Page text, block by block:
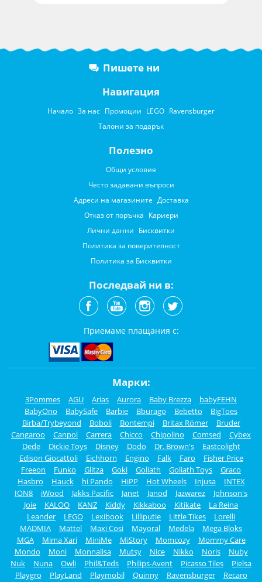
Пишете ни
Навигация
Начало За нас Промоции LEGO Ravensburger
Талони за подарък
Полезно
Общи условия
Често задавани въпроси
Адреси на магазините Доставка
Отказ от поръчка Кариери
Лични данни Бисквитки
Политика за поверителност
Политика за Бисквитки
Последвай ни в:
Приемаме плащания с:
Марки:
3Pommes AGU Arias Aurora Baby Brezza
babyFEHN
BabyOno
BabySafe Barbie Bburago Bebetto
BigToes
Birba/Trybeyond
Boboli Bontempi Britax Römer
Bruder
Cangaroo
Canpol Carrera Chicco Chipolino Comsed
Cybex
Dede
Dickie Toys Disney Dodo Dr. Brown's
Eastcolight
Edison Giocattoli
Eichhorn Engino Falk Faro
Fisher Price
Freeon
Funko Glitza Goki Goliath Goliath Toys
Graco
Hasbro
Hauck hi Pando HiPP Hot Wheels Injusa
INTEX
ION8
iWood Jakks Pacific Janet Janod Jazwarez
Johnson's
Joie
KALOO KANZ Kiddy Kikkaboo Kitikate
La Reina
Leander
LEGO Lexibook Lilliputie Little Tikes
Lorelli
MADMIA
Mattel Maxi Cosi Mayoral Medela
Mega Bloks
MGA
Mima Xari MiniMe MiStory Momcozy
Mommy Care
Mondo
Moni Monnalisa Mutsy Nice Nikko Noris
Nuby
Nuk
Nuna Owli Phil&Teds Philips-Avent Picasso Tiles
Pielsa
Playgro
PlayLand Playmobil Quinny Ravensburger
Recaro